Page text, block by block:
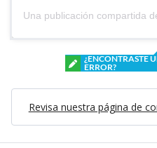
¿ENCONTRASTE
ERROR?
Revisa nuestra página de